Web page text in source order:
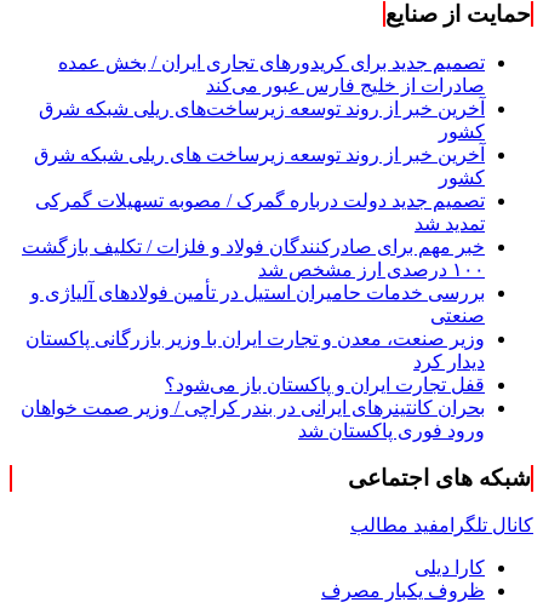
حمایت از صنایع
تصمیم جدید برای کریدورهای تجاری ایران / بخش عمده
صادرات از خلیج فارس عبور می‌کند
آخرین خبر از روند توسعه زیرساخت‌های ریلی شبکه شرق
کشور
آخرین خبر از روند توسعه زیرساخت های ریلی شبکه شرق
کشور
تصمیم جدید دولت درباره گمرک / مصوبه تسهیلات گمرکی
تمدید شد
خبر مهم برای صادرکنندگان فولاد و فلزات / تکلیف بازگشت
۱۰۰ درصدی ارز مشخص شد
بررسی خدمات حامیران استیل در تأمین فولادهای آلیاژی و
صنعتی
وزیر صنعت، معدن و تجارت ایران با وزیر بازرگانی پاکستان
دیدار کرد
قفل تجارت ایران و پاکستان باز می‌شود؟
بحران کانتینر‌های ایرانی در بندر کراچی / وزیر صمت خواهان
ورود فوری پاکستان شد
شبکه های اجتماعی
کانال تلگرامفید مطالب
کارا دیلی
ظروف یکبار مصرف